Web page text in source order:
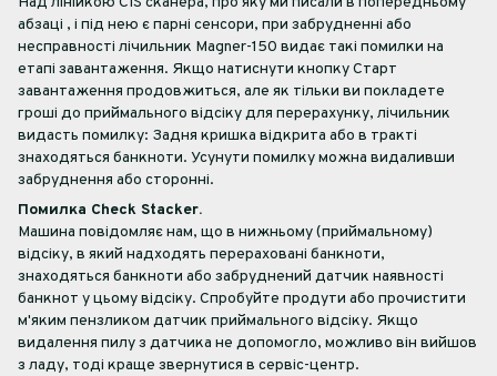
абзаці , і під нею є парні сенсори, при забрудненні або
несправності лічильник Magner-150 видає такі помилки на
етапі завантаження. Якщо натиснути кнопку Старт
завантаження продовжиться, але як тільки ви покладете
гроші до приймального відсіку для перерахунку, лічильник
видасть помилку: Задня кришка відкрита або в тракті
знаходяться банкноти. Усунути помилку можна видаливши
забруднення або сторонні.
Помилка Check Stacker.
Машина повідомляє нам, що в нижньому (приймальному)
відсіку, в який надходять перераховані банкноти,
знаходяться банкноти або забруднений датчик наявності
банкнот у цьому відсіку. Спробуйте продути або прочистити
м'яким пензликом датчик приймального відсіку. Якщо
видалення пилу з датчика не допомогло, можливо він вийшов
з ладу, тоді краще звернутися в сервіс-центр.